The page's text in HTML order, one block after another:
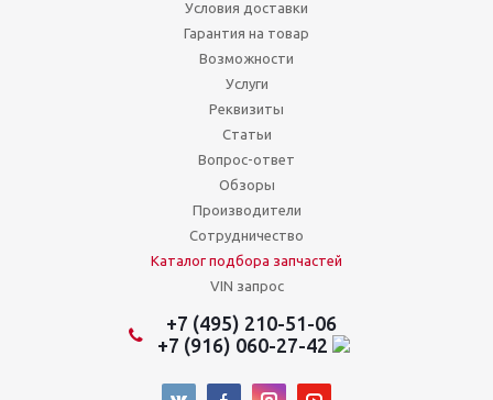
Условия доставки
Гарантия на товар
Возможности
Услуги
Реквизиты
Статьи
Вопрос-ответ
Обзоры
Производители
Сотрудничество
Каталог подбора запчастей
VIN запрос
+7 (495) 210-51-06
+7 (916) 060-27-42